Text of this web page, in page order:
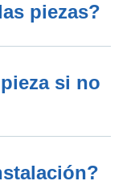
piezas?
si no